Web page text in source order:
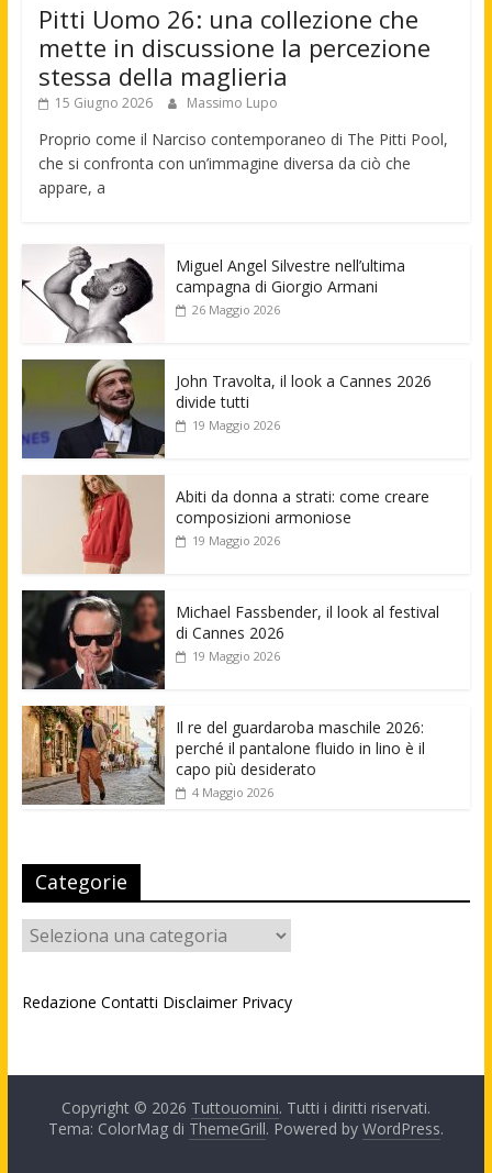
Pitti Uomo 26: una collezione che
mette in discussione la percezione
stessa della maglieria
15 Giugno 2026 Massimo Lupo
Proprio come il Narciso contemporaneo di The Pitti Pool,
che si confronta con un’immagine diversa da ciò che
appare, a
Miguel Angel Silvestre nell’ultima
campagna di Giorgio Armani
26 Maggio 2026
John Travolta, il look a Cannes 2026
divide tutti
19 Maggio 2026
Abiti da donna a strati: come creare
composizioni armoniose
19 Maggio 2026
Michael Fassbender, il look al festival
di Cannes 2026
19 Maggio 2026
Il re del guardaroba maschile 2026:
perché il pantalone fluido in lino è il
capo più desiderato
4 Maggio 2026
Categorie
Categorie
Redazione Contatti Disclaimer Privacy
Copyright © 2026 Tuttouomini. Tutti i diritti riservati.
Tema: ColorMag di ThemeGrill. Powered by WordPress.